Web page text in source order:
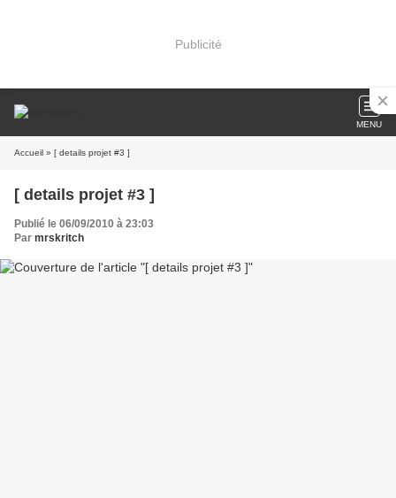
Publicité
MENU
Accueil » [ details projet #3 ]
[ details projet #3 ]
Publié le 06/09/2010 à 23:03
Par mrskritch